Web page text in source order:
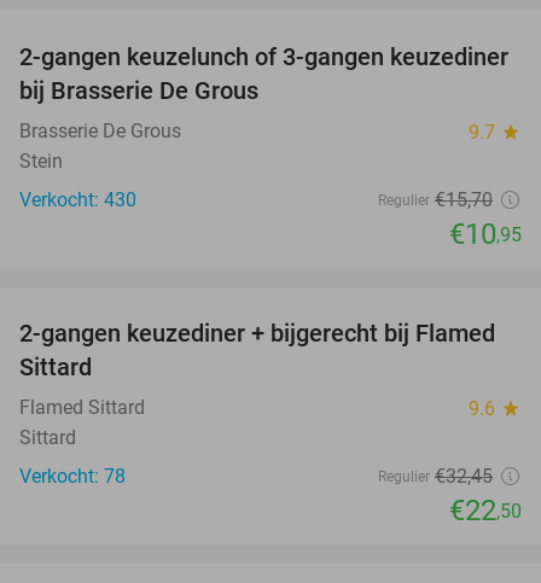
30%
2-gangen keuzelunch of 3-gangen keuzediner
bij Brasserie De Grous
Brasserie De Grous 9.7 star
Stein
Verkocht: 430
Regulier €15,70
€10,95
31%
2-gangen keuzediner + bijgerecht bij Flamed
Sittard
Flamed Sittard 9.6 star
Sittard
Verkocht: 78
Regulier €32,45
€22,50